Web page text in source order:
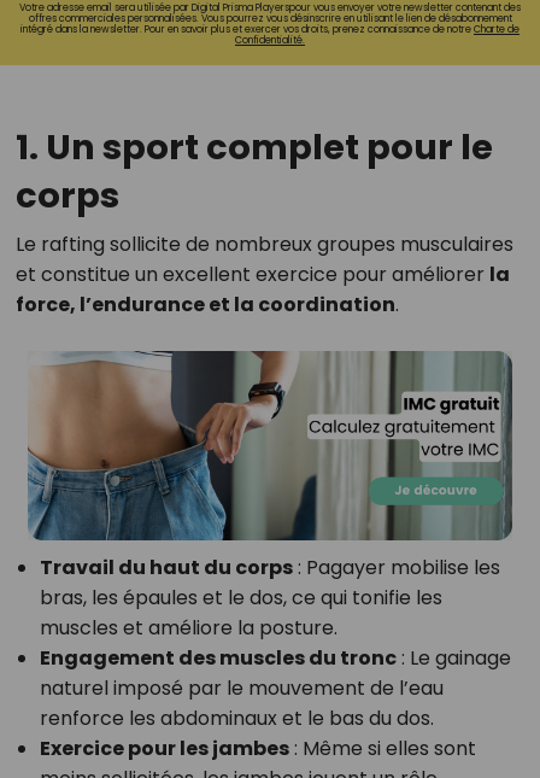
Votre adresse email sera utilisée par Digital Prisma Playerspour vous envoyer votre newsletter contenant des
offres commerciales personnalisées. Vous pourrez vous désinscrire en utilisant le lien de désabonnement
intégré dans la newsletter. Pour en savoir plus et exercer vos droits, prenez connaissance de notreCharte de
Confidentialité.
1. Un sport complet pour le
corps
Le rafting sollicite de nombreux groupes musculaires
et constitue un excellent exercice pour améliorer la
force, l’endurance et la coordination.
Travail du haut du corps: Pagayer mobilise les
bras, les épaules et le dos, ce qui tonifie les
muscles et améliore la posture.
Engagement des muscles du tronc: Le gainage
naturel imposé par le mouvement de l’eau
renforce les abdominaux et le bas du dos.
Exercice pour les jambes: Même si elles sont